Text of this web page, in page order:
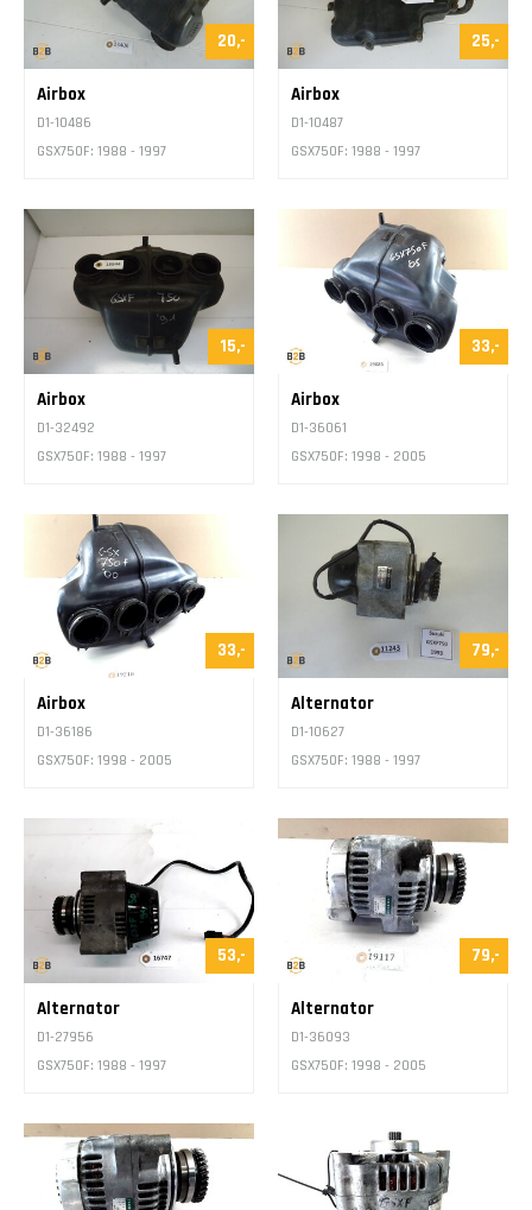
20,-
Airbox
D1-10486
GSX750F: 1988 - 1997
25,-
Airbox
D1-10487
GSX750F: 1988 - 1997
15,-
Airbox
D1-32492
GSX750F: 1988 - 1997
33,-
Airbox
D1-36061
GSX750F: 1998 - 2005
33,-
Airbox
D1-36186
GSX750F: 1998 - 2005
79,-
Alternator
D1-10627
GSX750F: 1988 - 1997
53,-
Alternator
D1-27956
GSX750F: 1988 - 1997
79,-
Alternator
D1-36093
GSX750F: 1998 - 2005